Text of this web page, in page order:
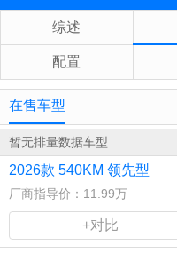
综述
配置
在售车型
暂无排量数据车型
2026款 540KM 领先型
厂商指导价：11.99万
+对比